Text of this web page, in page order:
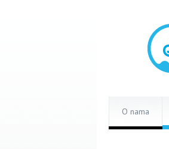
O nama